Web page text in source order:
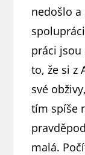
nedošlo
práci jsou
to, že si z
své
tím spíše
malá.